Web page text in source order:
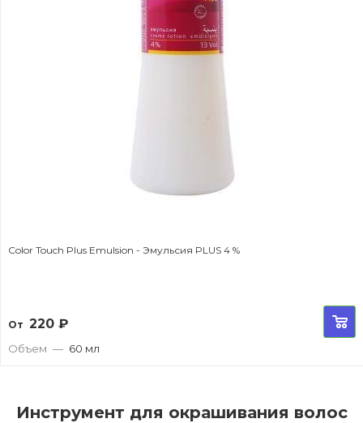
Color Touch Plus Emulsion - Эмульсия PLUS 4 %
От 220 ₽
Объем — 60 мл
Инструмент для окрашивания волос